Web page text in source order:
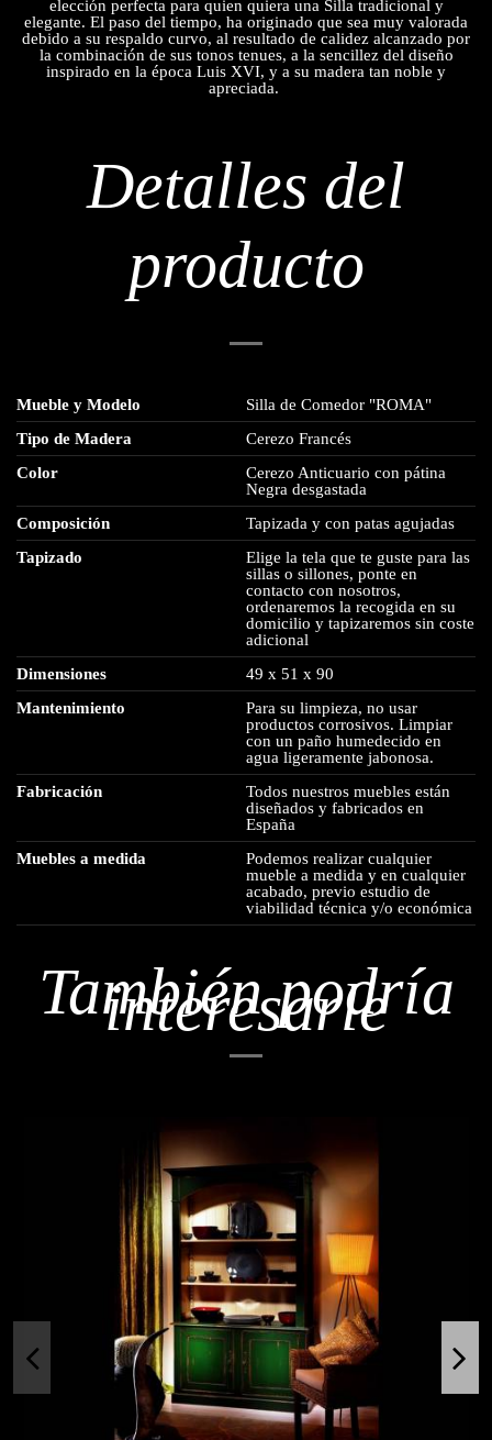
elección perfecta para quien quiera una Silla tradicional y
elegante. El paso del tiempo, ha originado que sea muy valorada
debido a su respaldo curvo, al resultado de calidez alcanzado por
la combinación de sus tonos tenues, a la sencillez del diseño
inspirado en la época Luis XVI, y a su madera tan noble y
apreciada.
Detalles del
producto
Mueble y Modelo
Silla de Comedor "ROMA"
Tipo de Madera
Cerezo Francés
Color
Cerezo Anticuario con pátina
Negra desgastada
Composición
Tapizada y con patas agujadas
Tapizado
Elige la tela que te guste para las
sillas o sillones, ponte en
contacto con nosotros,
ordenaremos la recogida en su
domicilio y tapizaremos sin coste
adicional
Dimensiones
49 x 51 x 90
Mantenimiento
Para su limpieza, no usar
productos corrosivos. Limpiar
con un paño humedecido en
agua ligeramente jabonosa.
Fabricación
Todos nuestros muebles están
diseñados y fabricados en
España
Muebles a medida
Podemos realizar cualquier
mueble a medida y en cualquier
acabado, previo estudio de
viabilidad técnica y/o económica
También podría
interesarle